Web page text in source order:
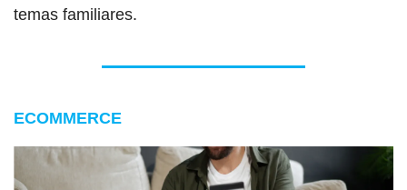
temas familiares.
ECOMMERCE